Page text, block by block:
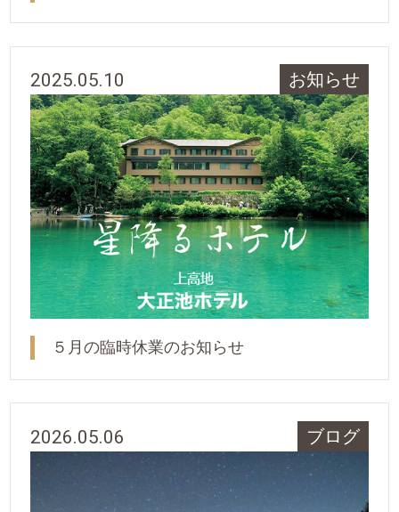
2025.05.10 お知らせ
５月の臨時休業のお知らせ
2026.05.06 ブログ